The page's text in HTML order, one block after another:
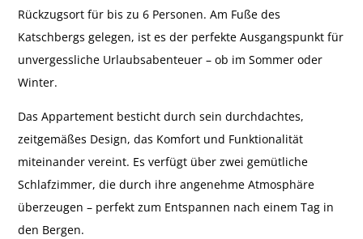
Rückzugsort für bis zu 6 Personen. Am Fuße des
Katschbergs gelegen, ist es der perfekte Ausgangspunkt für
unvergessliche Urlaubsabenteuer – ob im Sommer oder
Winter.
Das Appartement besticht durch sein durchdachtes,
zeitgemäßes Design, das Komfort und Funktionalität
miteinander vereint. Es verfügt über zwei gemütliche
Schlafzimmer, die durch ihre angenehme Atmosphäre
überzeugen – perfekt zum Entspannen nach einem Tag in
den Bergen.